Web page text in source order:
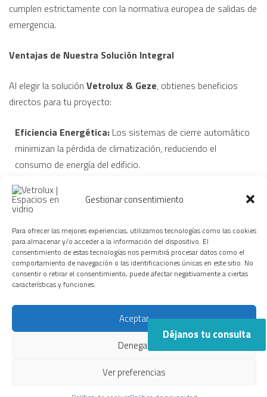
Gestionar consentimiento
Para ofrecer las mejores experiencias, utilizamos tecnologías como las cookies
para almacenar y/o acceder a la información del dispositivo. El
consentimiento de estas tecnologías nos permitirá procesar datos como el
comportamiento de navegación o las identificaciones únicas en este sitio. No
consentir o retirar el consentimiento, puede afectar negativamente a ciertas
características y funciones.
Aceptar
Denegar
Ver preferencias
cumplen estrictamente con la normativa europea de salidas de
emergencia.
Ventajas de Nuestra Solución Integral
Al elegir la solución Vetrolux & Geze, obtienes beneficios
directos para tu proyecto:
Eficiencia Energética: Los sistemas de cierre automático
minimizan la pérdida de climatización, reduciendo el
consumo de energía del edificio.
Accesibilidad Total:
Eliminamos barreras arquitectónicas,
cumpliendo con las normativas más exigentes de supresión
de barreras.
Garantía Postventa:Como instaladores autorizados,
ofrecemos un servicio de mantenimiento y garantía que
asegura que el sistema funcione siempre como el primer
día.
Estética y Funcionalidad sin Compromisos
No creemos que la tecnología deba ocultar la belleza del vidrio.
Déjanos tu consulta